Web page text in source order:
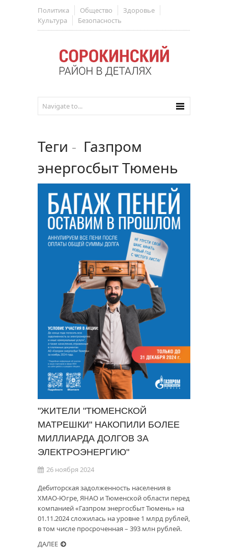
Политика Общество
Здоровье
Культура
Безопасность
Теги - Газпром
энергосбыт Тюмень
"ЖИТЕЛИ "ТЮМЕНСКОЙ
МАТРЕШКИ" НАКОПИЛИ БОЛЕЕ
МИЛЛИАРДА ДОЛГОВ ЗА
ЭЛЕКТРОЭНЕРГИЮ"
26 ноября 2024
Дебиторская задолженность населения в
ХМАО-Югре, ЯНАО и Тюменской области перед
компанией «Газпром энергосбыт Тюмень» на
01.11.2024 сложилась на уровне 1 млрд рублей,
в том числе просроченная – 393 млн рублей.
ДАЛЕЕ